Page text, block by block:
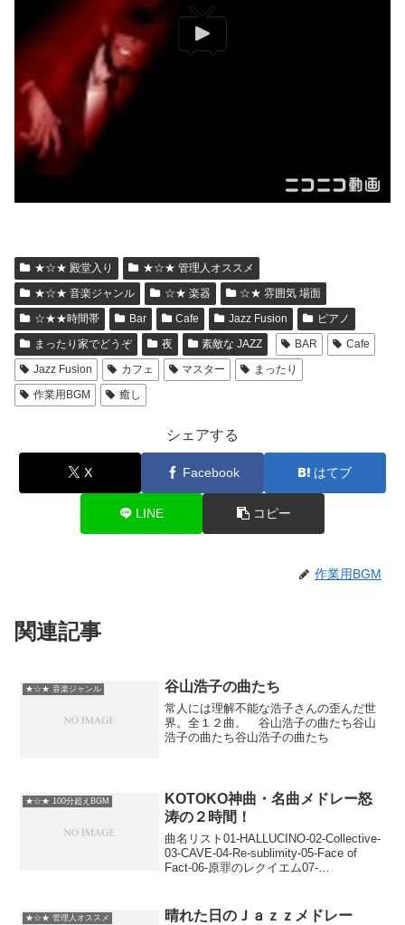
★☆★ 殿堂入り
★☆★ 管理人オススメ
★☆★ 音楽ジャンル
☆★ 楽器
☆★ 雰囲気 場面
☆★★時間帯
Bar Cafe Jazz Fusion
ピアノ
まったり家でどうぞ
夜 素敵な JAZZ BAR
Cafe
Jazz Fusion
カフェ マスター
まったり
作業用BGM
癒し
シェアする
X Facebook はてブ
LINE コピー
作業用BGM
関連記事
★☆★ 音楽ジャンル 谷山浩子の曲たち
常人には理解不能な浩子さんの歪んだ世
界。全１２曲。 谷山浩子の曲たち谷山
浩子の曲たち谷山浩子の曲たち
★☆★ 100分超えBGM
KOTOKO神曲・名曲メドレー怒
涛の２時間！
曲名リスト01-HALLUCINO-02-Collective-
03-CAVE-04-Re-sublimity-05-Face of
Fact-06-原罪のレクイエム07-
★☆★ 管理人オススメ 晴れた日のＪａｚｚメドレー